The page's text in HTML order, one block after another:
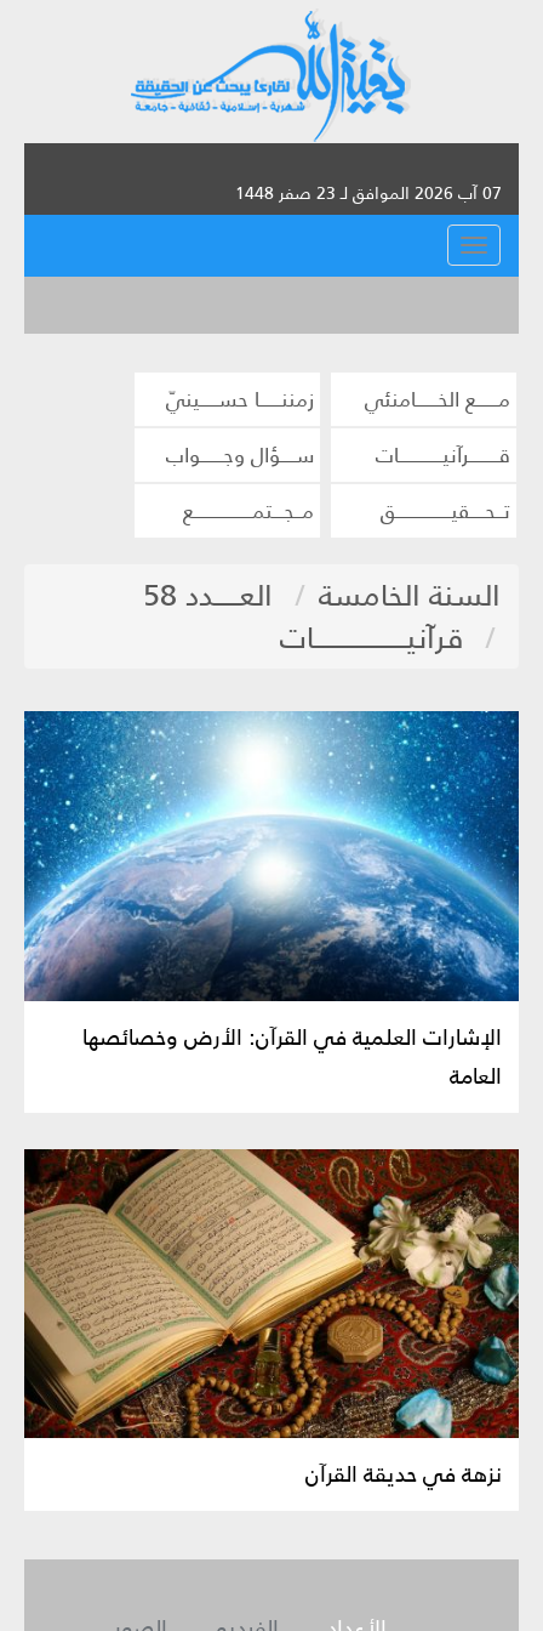
07 آب 2026 الموافق لـ 23 صفر 1448
القائمة
مــــــع الخــــــامنئي
زمننــــــا حســـــينيّ
قــــــــرآنيــــــــــــات
ســــؤال وجــــــواب
تــحــــقيـــــــــــــــق
مــجـــتمــــــــــــــــع
السنة الخامسة
العـــــدد 58
قرآنيـــــــــــــــــــات
الإشارات العلمية في القرآن: الأرض وخصائصها
العامة
نزهة في حديقة القرآن